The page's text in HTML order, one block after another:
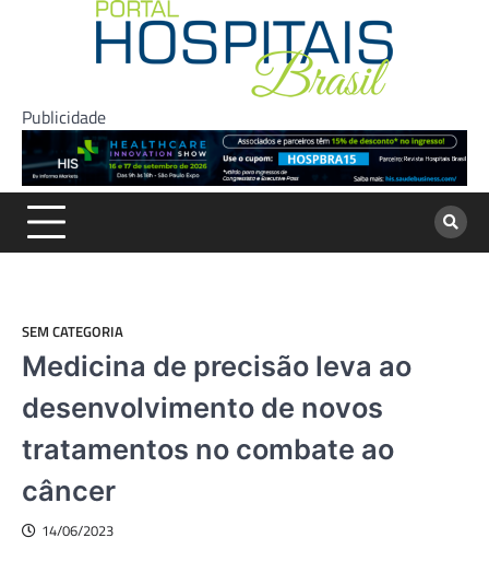
Publicidade
SEM CATEGORIA
Medicina de precisão leva ao
desenvolvimento de novos
tratamentos no combate ao
câncer
14/06/2023